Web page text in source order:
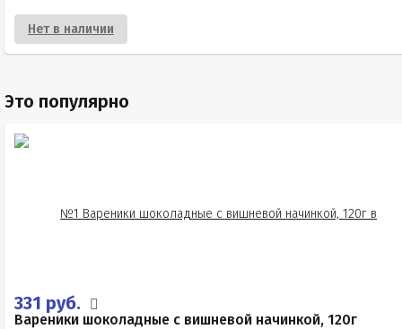
Нет в наличии
Это популярно
331 руб.
Вареники шоколадные с вишневой начинкой, 120г